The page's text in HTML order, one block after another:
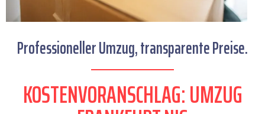
Professioneller Umzug, transparente Preise.
KOSTENVORANSCHLAG: UMZUG